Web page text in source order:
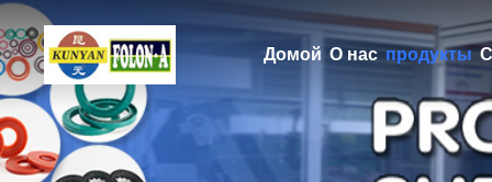
Домой О нас продукты